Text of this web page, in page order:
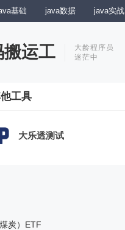
基础 java数据 java实战
运工
大龄程序员
迷茫中
炭）ETF
工具
大乐透测试